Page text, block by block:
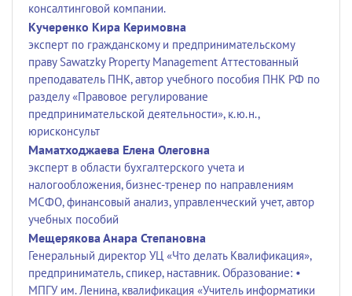
консалтинговой компании.
Кучеренко Кира Керимовна
эксперт по гражданскому и предпринимательскому
праву Sawatzky Property Management Аттестованный
преподаватель ПНК, автор учебного пособия ПНК РФ по
разделу «Правовое регулирование
предпринимательской деятельности», к.ю.н.,
юрисконсульт
Маматходжаева Елена Олеговна
эксперт в области бухгалтерского учета и
налогообложения, бизнес-тренер по направлениям
МСФО, финансовый анализ, управленческий учет, автор
учебных пособий
Мещерякова Анара Степановна
Генеральный директор УЦ «Что делать Квалификация»,
предприниматель, спикер, наставник. Образование: •
МПГУ им. Ленина, квалификация «Учитель информатики